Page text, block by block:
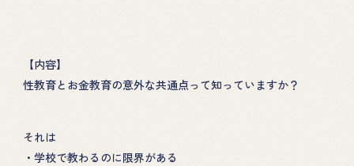
【内容】
性教育とお金教育の意外な共通点って知っていますか？
それは
・学校で教わるのに限界がある